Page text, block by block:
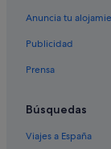
Anuncia tu
Publicidad
Prensa
Búsquedas
Viajes a España